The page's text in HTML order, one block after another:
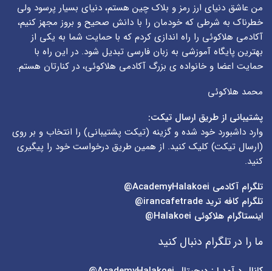
من عاشق دنیای ارز رمز و بلاک چین هستم، دنیای بسیار پرسود ولی
خطرناک به شرطی که خودمان را با دانش صحیح و بروز مجهز کنیم،
آکادمی هلاکوئی را راه اندازی کردم که با حمایت شما به یکی از
بهترین پایگاه آموزشی به زبان فارسی تبدیل شود. در این راه با
حمایت اعضا و خانواده ی بزرگ آکادمی هلاکوئی، در کنارتان هستم.
محمد هلاکوئی
پشتیبانی از طریق ارسال تیکت:
وارد داشبورد خود شده و گزینه (تیکت پشتیبانی) را انتخاب و بر روی
(ارسال تیکت) کلیک کنید. از همین طریق درخواست خود را پیگیری
کنید.
تلگرام آکادمی
تلگرام کافه ترید irancafetrade@
اینستاگرام هلاکوئی Halakoei@
ما را در تلگرام دنبال کنید